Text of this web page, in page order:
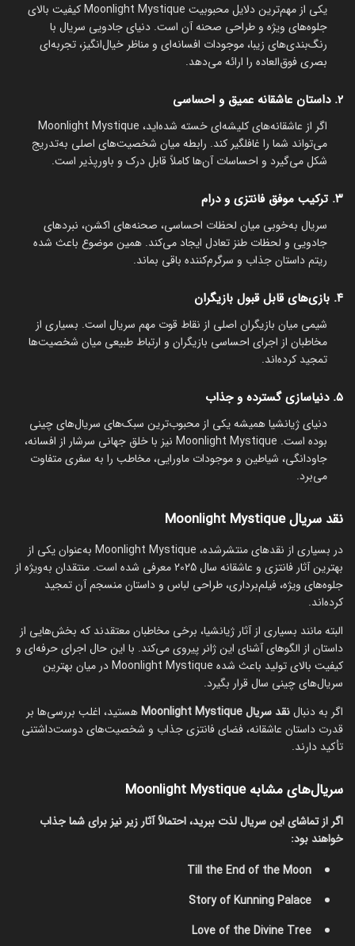
یکی از مهم‌ترین دلایل محبوبیت Moonlight Mystique کیفیت بالای
جلوه‌های ویژه و طراحی صحنه آن است. دنیای جادویی سریال با
رنگ‌بندی‌های زیبا، موجودات افسانه‌ای و مناظر خیال‌انگیز، تجربه‌ای
بصری فوق‌العاده را ارائه می‌دهد.
۲. داستان عاشقانه عمیق و احساسی
اگر از عاشقانه‌های کلیشه‌ای خسته شده‌اید، Moonlight Mystique
می‌تواند شما را غافلگیر کند. رابطه میان شخصیت‌های اصلی به‌تدریج
شکل می‌گیرد و احساسات آن‌ها کاملاً قابل درک و باورپذیر است.
۳. ترکیب موفق فانتزی و درام
سریال به‌خوبی میان لحظات احساسی، صحنه‌های اکشن، نبردهای
جادویی و لحظات طنز تعادل ایجاد می‌کند. همین موضوع باعث شده
ریتم داستان جذاب و سرگرم‌کننده باقی بماند.
۴. بازی‌های قابل قبول بازیگران
شیمی میان بازیگران اصلی از نقاط قوت مهم سریال است. بسیاری از
مخاطبان از اجرای احساسی بازیگران و ارتباط طبیعی میان شخصیت‌ها
تمجید کرده‌اند.
۵. دنیاسازی گسترده و جذاب
دنیای ژیانشیا همیشه یکی از محبوب‌ترین سبک‌های سریال‌های چینی
بوده است. Moonlight Mystique نیز با خلق جهانی سرشار از افسانه،
جاودانگی، شیاطین و موجودات ماورایی، مخاطب را به سفری متفاوت
می‌برد.
نقد سریال Moonlight Mystique
در بسیاری از نقدهای منتشرشده، Moonlight Mystique به‌عنوان یکی از
بهترین آثار فانتزی و عاشقانه سال 2025 معرفی شده است. منتقدان به‌ویژه از
جلوه‌های ویژه، فیلم‌برداری، طراحی لباس و داستان منسجم آن تمجید
کرده‌اند.
البته مانند بسیاری از آثار ژیانشیا، برخی مخاطبان معتقدند که بخش‌هایی از
داستان از الگوهای آشنای این ژانر پیروی می‌کند. با این حال اجرای حرفه‌ای و
کیفیت بالای تولید باعث شده Moonlight Mystique در میان بهترین
سریال‌های چینی سال قرار بگیرد.
اگر به دنبالنقد سریال Moonlight Mystique
هستید، اغلب بررسی‌ها بر
قدرت داستان عاشقانه، فضای فانتزی جذاب و شخصیت‌های دوست‌داشتنی
تأکید دارند.
سریال‌های مشابه Moonlight Mystique
اگر از تماشای این سریال لذت ببرید، احتمالاً آثار زیر نیز برای شما جذاب
خواهند بود:
Till the End of the Moon
Story of Kunning Palace
Love of the Divine Tree